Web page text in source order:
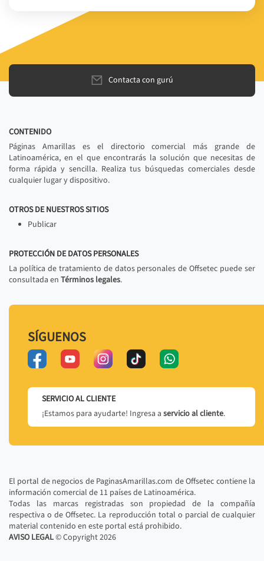
Contacta con gurú
CONTENIDO
Páginas Amarillas es el directorio comercial más grande de
Latinoamérica, en el que encontrarás la solución que necesitas de
forma rápida y sencilla. Realiza tus búsquedas comerciales desde
cualquier lugar y dispositivo.
OTROS DE NUESTROS SITIOS
Publicar
PROTECCIÓN DE DATOS PERSONALES
La política de tratamiento de datos personales de Offsetec puede ser
consultada en Términos legales.
SÍGUENOS
SERVICIO AL CLIENTE
¡Estamos para ayudarte! Ingresa a servicio al cliente.
El portal de negocios de PaginasAmarillas.com de Offsetec contiene la
información comercial de 11 países de Latinoamérica.
Todas las marcas registradas son propiedad de la compañía
respectiva o de Offsetec. La reproducción total o parcial de cualquier
material contenido en este portal está prohibido.
AVISO LEGAL© Copyright2026